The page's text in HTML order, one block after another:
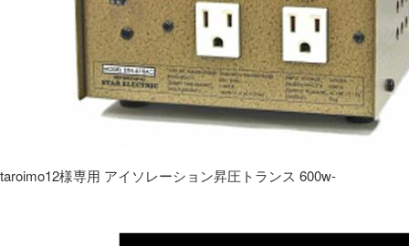
taroimo12様専用 アイソレーション昇圧トランス 600w-